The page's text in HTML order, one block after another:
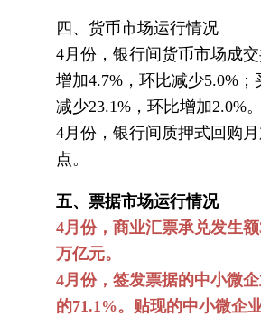
四、货币市场运行情况
4月份，银行间货币市场成
增加4.7%，环比减少5.0%
减少23.1%，环比增加2.0%
4月份，银行间质押式回购
点。
五、票据市场运行情况
4月份，商业汇票承兑发生
万亿元。
4月份，签发票据的中小微
的71.1%。贴现的中小微企